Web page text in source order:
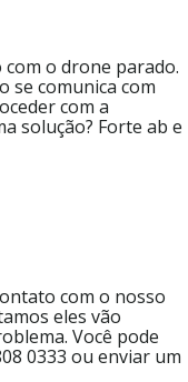
o drone parado.
se comunica com
com a
solução? Forte ab e
com o nosso
eles vão
Você pode
0333 ou enviar um